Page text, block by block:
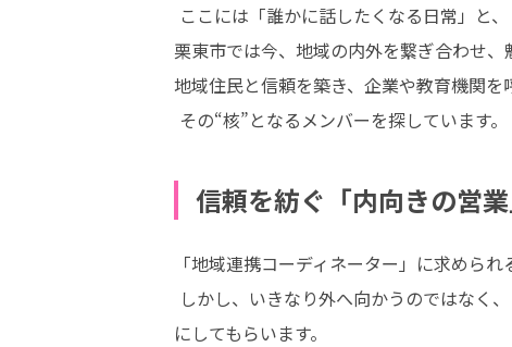
栗東市では今、地域の内外を繋ぎ合わせ
地域住民と信頼を築き、企業や教育機関
その“核”となるメンバーを探しています。
信頼を紡ぐ「内向きの営
「地域連携コーディネーター」に求めら
にしてもらいます。